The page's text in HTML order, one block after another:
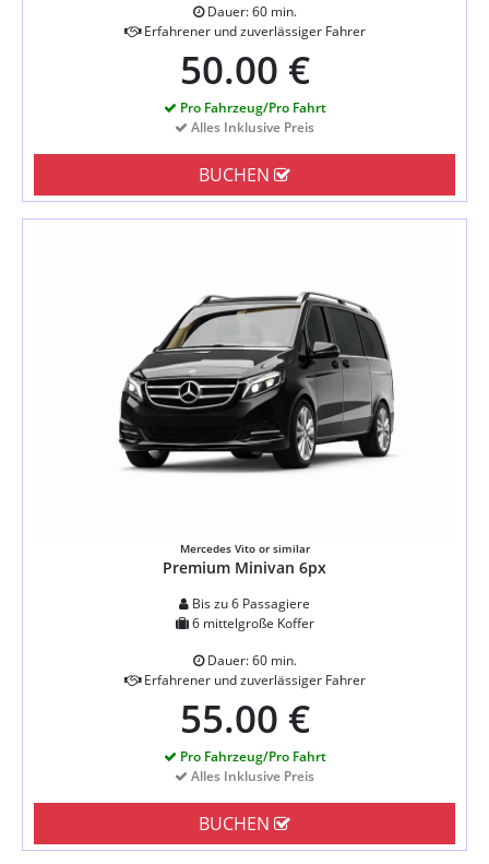
Dauer: 60 min.
Erfahrener und zuverlässiger Fahrer
50.00 €
Pro Fahrzeug/Pro Fahrt
Alles Inklusive Preis
BUCHEN
Mercedes Vito or similar
Premium Minivan 6px
Bis zu 6 Passagiere
6 mittelgroße Koffer
Dauer: 60 min.
Erfahrener und zuverlässiger Fahrer
55.00 €
Pro Fahrzeug/Pro Fahrt
Alles Inklusive Preis
BUCHEN